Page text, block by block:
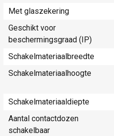
Met glaszekering
Geschikt voor
beschermingsgraad (IP)
Schakelmateriaalbreedte
Schakelmateriaalhoogte
Schakelmateriaaldiepte
Aantal contactdozen
schakelbaar